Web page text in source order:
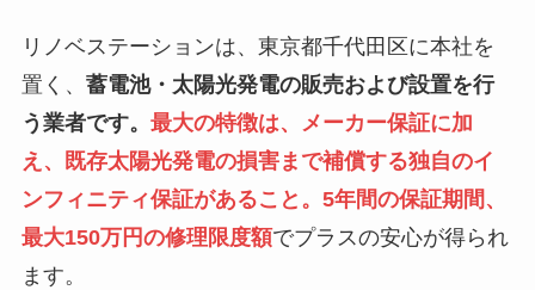
リノベステーションは、東京都千代田区に本社を
置く、 蓄電池・太陽光発電の販売および設置を行
う業者です。 最大の特徴は、メーカー保証に加
え、既存太陽光発電の損害まで補償する独自のイ
ンフィニティ保証があること。5年間の保証期間、
最大150万円の修理限度額でプラスの安心が得られ
ます。